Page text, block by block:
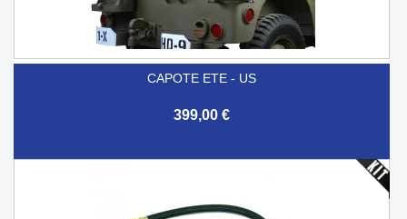
CAPOTE ETE - US
399,00 €